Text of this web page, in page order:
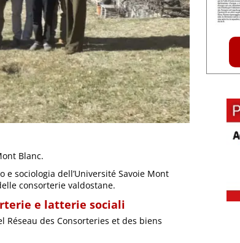
Blanc.
sociologia dell’Université Savoie Mont
consorterie valdostane.
e latterie sociali
Réseau des Consorteries et des biens